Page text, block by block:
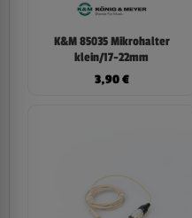
K&M 85035 Mikrohalter
klein/17-22mm
3,90€